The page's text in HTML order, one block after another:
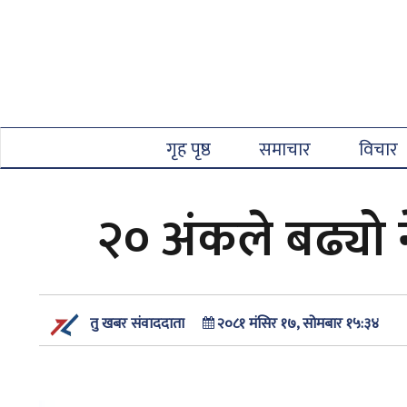
गृह पृष्ठ समाचार विचार
२० अंकले बढ्यो
तु खबर संवाददाता २०८१ मंसिर १७, सोमबार १५:३४